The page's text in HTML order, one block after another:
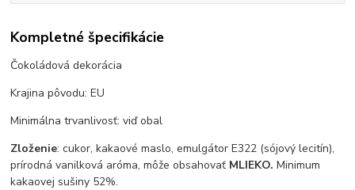
Kompletné špecifikácie
Čokoládová dekorácia
Krajina pôvodu: EU
Minimálna trvanlivosť: viď obal
Zloženie: cukor, kakaové maslo, emulgátor E322 (sójový lecitín),
prírodná vanilková aróma, môže obsahovať MLIEKO.Minimum
kakaovej sušiny 52%.